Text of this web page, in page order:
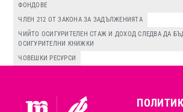
ФОНДОВЕ
ЧЛЕН 212 ОТ ЗАКОНА ЗА ЗАДЪЛЖЕНИЯТА
ЧИЙТО ОСИГУРИТЕЛЕН СТАЖ И ДОХОД СЛЕДВА ДА
ОСИГУРИТЕЛНИ КНИЖКИ
ЧОВЕШКИ РЕСУРСИ